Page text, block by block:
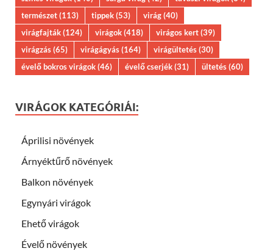
természet(113) tippek(53) virág(40)
virágfajták(124) virágok(418) virágos kert(39)
virágzás(65) virágágyás(164) virágültetés(30)
évelő bokros virágok(46) évelő cserjék(31) ültetés(60)
VIRÁGOK KATEGÓRIÁI:
Áprilisi növények
Árnyéktűrő növények
Balkon növények
Egynyári virágok
Ehető virágok
Évelő növények